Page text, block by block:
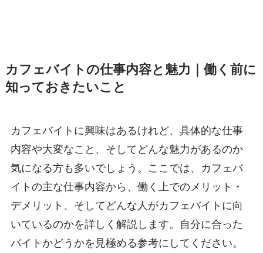
カフェバイトの仕事内容と魅力｜働く前に
知っておきたいこと
カフェバイトに興味はあるけれど、具体的な仕事
内容や大変なこと、そしてどんな魅力があるのか
気になる方も多いでしょう。ここでは、カフェバ
イトの主な仕事内容から、働く上でのメリット・
デメリット、そしてどんな人がカフェバイトに向
いているのかを詳しく解説します。自分に合った
バイトかどうかを見極める参考にしてください。